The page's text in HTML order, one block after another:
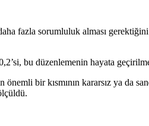
fazla sorumluluk alması
bu düzenlemenin hayata
bir kısmının kararsız ya da